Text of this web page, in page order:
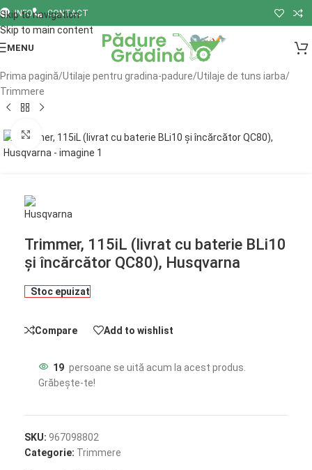
Skip to navigation
Skip to main content
INFO CONTACT
MENU
Prima pagină/Utilaje pentru gradina-padure/Utilaje de tuns iarba/
Trimmere
Click to enlarge
Trimmer, 115iL (livrat cu baterie BLi10
și încărcător QC80), Husqvarna
Stoc epuizat
Compare Add to wishlist
19 persoane se uită acum la acest produs.
Grăbește-te!
SKU: 967098802
Categorie: Trimmere